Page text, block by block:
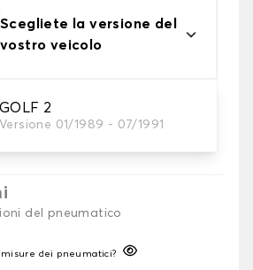
Scegliete la versione del
vostro veicolo
GOLF 2
Versione 01/1989 - 07/1991
neve adatte alle tue necessità
del pneumatico
dei pneumatici?